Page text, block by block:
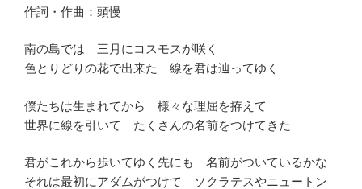
作詞・作曲：頭慢
南の島では 三月にコスモスが咲く
色とりどりの花で出来た 線を君は辿ってゆく
僕たちは生まれてから 様々な理屈を拵えて
世界に線を引いて たくさんの名前をつけてきた
君がこれから歩いてゆく先にも 名前がついているかな
それは最初にアダムがつけて ソクラテスやニュートン